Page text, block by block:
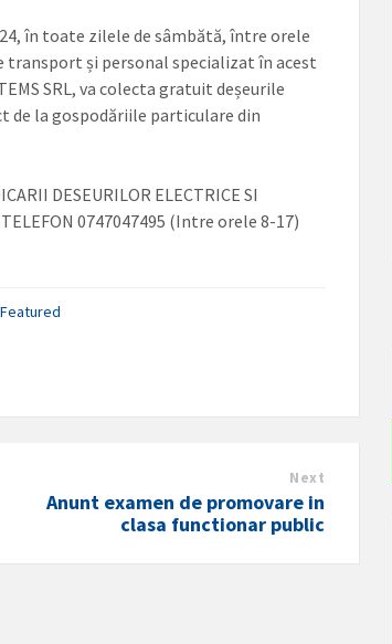
în toate zilele de sâmbătă, între orele
transport și personal specializat în acest
SRL, va colecta gratuit deșeurile
de la gospodăriile particulare din
DESEURILOR ELECTRICE SI
TELEFON 0747047495 (Intre orele 8-17)
Featured
Next
Anunt examen de promovare in
clasa functionar public